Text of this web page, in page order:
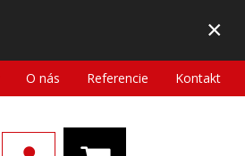
×
O nás Referencie Kontakt